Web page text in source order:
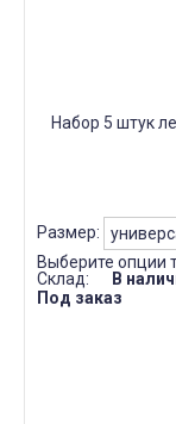
Набор 5 штук
Размер:
Выберите опции
Склад:
В
Под заказ